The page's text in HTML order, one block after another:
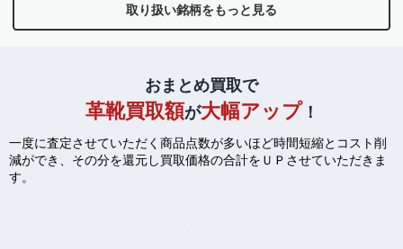
取り扱い銘柄をもっと見る
おまとめ買取で
革靴買取額が大幅アップ！
一度に査定させていただく商品点数が多いほど時間短縮とコスト削
減ができ、 その分を還元し買取価格の合計をＵＰさせていただきま
す。